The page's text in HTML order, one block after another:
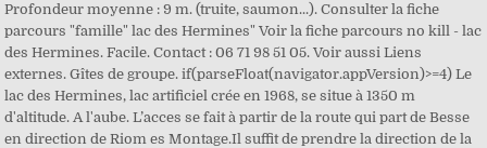
Profondeur moyenne : 9 m. (truite, saumon...). Consulter la fiche
parcours "famille" lac des Hermines" Voir la fiche parcours no kill - lac
des Hermines. Facile. Contact : 06 71 98 51 05. Voir aussi Liens
externes. Gîtes de groupe. if(parseFloat(navigator.appVersion)>=4) Le
lac des Hermines, lac artificiel crée en 1968, se situe à 1350 m
d'altitude. A l'aube. L’acces se fait à partir de la route qui part de Besse
en direction de Riom es Montage.Il suffit de prendre la direction de la